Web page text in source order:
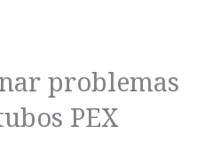
problemas
PEX